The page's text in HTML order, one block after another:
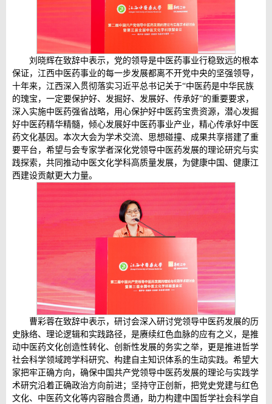
刘晓辉在致辞中表示，党的领导是中医药事业行稳致远的根本
保证，江西中医药事业的每一步发展都离不开党中央的坚强领导，
十年来，江西深入贯彻落实习近平总书记关于“中医药是中华民族
的瑰宝，一定要保护好、发掘好、发展好、传承好”的重要要求，
深入实施中医药强省战略，用心保护好中医药宝贵资源，潜心发掘
好中医药精华精髓，倾心发展好中医药事业产业，精心传承好中医
药文化基因。本次大会为学术交流、思想碰撞、成果共享搭建了重
要平台，希望与会专家学者深化党领导中医药发展的理论研究与实
践探索，共同推动中医文化学科高质量发展，为健康中国、健康江
西建设贡献更大力量。
曹彩蓉在致辞中表示，研讨会深入研讨党领导中医药发展的历
史脉络、理论逻辑和实践路径，是赓续红色血脉的应有之义，是推
动中医药文化创造性转化、创新性发展的务实之举，更是推进哲学
社会科学领域跨学科研究、构建自主知识体系的生动实践。希望大
家把牢正确方向，确保中国共产党领导中医药发展的理论与实践学
术研究沿着正确政治方向前进；坚持守正创新，把党史党建与红色
文化、中医药文化等内容融合贯通，助力构建中国哲学社会科学自